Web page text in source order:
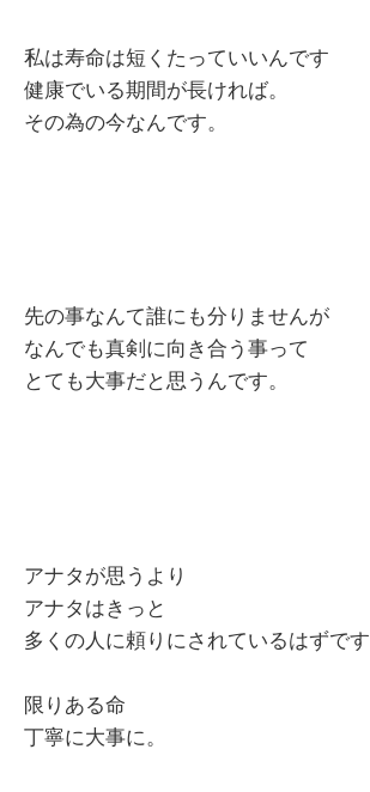
私は寿命は短くたっていいんです
健康でいる期間が長ければ。
その為の今なんです。
先の事なんて誰にも分りませんが
なんでも真剣に向き合う事って
とても大事だと思うんです。
アナタが思うより
アナタはきっと
多くの人に頼りにされているはずです
限りある命
丁寧に大事に。